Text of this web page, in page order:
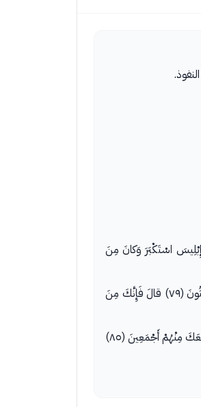
مِنْ طِينٍ (٧١) فَإِذا سَوَّيْتُهُ وَنَفَخْتُ فِيهِ مِنْ رُوحِي فَقَعُوا لَهُ ساجِدِينَ (٧٢) فَسَجَدَ الْمَلائِكَةُ كُلُّهُمْ أَجْمَعُونَ (٧٣) إِلاَّ إِبْلِيسَ اسْتَكْبَرَ وَكانَ مِنَ
قالَ أَنَا خَيْرٌ مِنْهُ خَلَقْتَنِي مِنْ نارٍ وَخَلَقْتَهُ مِنْ طِينٍ (٧٦) قالَ فَاخْرُجْ مِنْها فَإِنَّكَ رَجِيمٌ (٧٧) وَإِنَّ عَلَيْكَ لَعْنَتِي إِلى يَوْمِ الدِّينِ (٧٨) قالَ رَبِّ فَأَنْظِرْنِي إِلى يَوْمِ يُبْعَثُونَ (٧٩) قالَ فَإِنَّكَ مِنَ